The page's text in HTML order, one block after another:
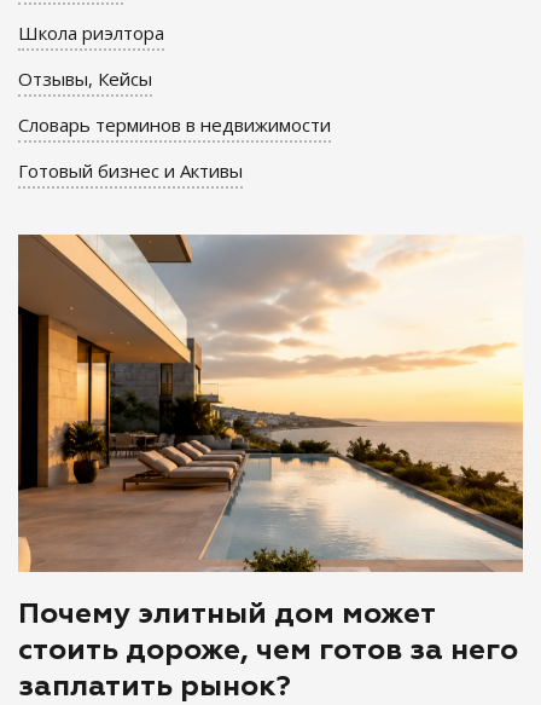
Школа риэлтора
Отзывы, Кейсы
Словарь терминов в недвижимости
Готовый бизнес и Активы
Почему элитный дом может
стоить дороже, чем готов за него
заплатить рынок?